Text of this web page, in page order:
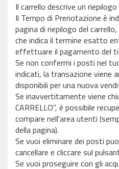
Il carrello descrive un
Il Tempo di Prenotazione è
pagina di riepilogo del
che indica il termine esatto
effettuare il pagamento del
Se non confermi i posti nel
indicati, la transazione viene
disponibili per una nuova
Se inavvertitamente viene
CARRELLO", è possibile
compare nell'area utenti
della pagina).
Se vuoi eliminare dei posti
cancellare e cliccare sul
Se vuoi proseguire con gli